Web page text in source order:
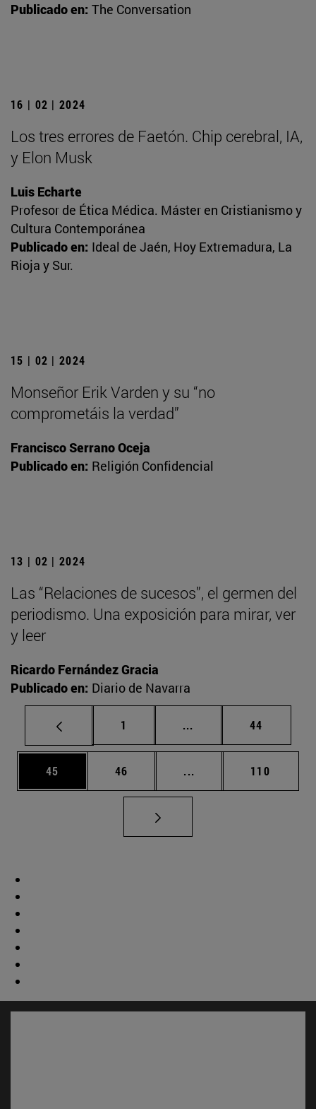
Publicado en: The Conversation
16 | 02 | 2024
Los tres errores de Faetón. Chip cerebral, IA,
y Elon Musk
Luis Echarte
Profesor de Ética Médica. Máster en Cristianismo y
Cultura Contemporánea
Publicado en: Ideal de Jaén, Hoy Extremadura, La
Rioja y Sur.
15 | 02 | 2024
Monseñor Erik Varden y su “no
comprometáis la verdad”
Francisco Serrano Oceja
Publicado en: Religión Confidencial
13 | 02 | 2024
Las “Relaciones de sucesos”, el germen del
periodismo. Una exposición para mirar, ver
y leer
Ricardo Fernández Gracia
Publicado en: Diario de Navarra
Página
1 ... Páginas intermedias
Página
44
Página
45 Página
46 ... Páginas intermedias
Página
110